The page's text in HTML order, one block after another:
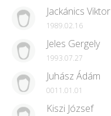
Jackánics Viktor
1989.02.16
Jeles Gergely
1993.07.27
Juhász Ádám
0011.01.01
Kiszi József